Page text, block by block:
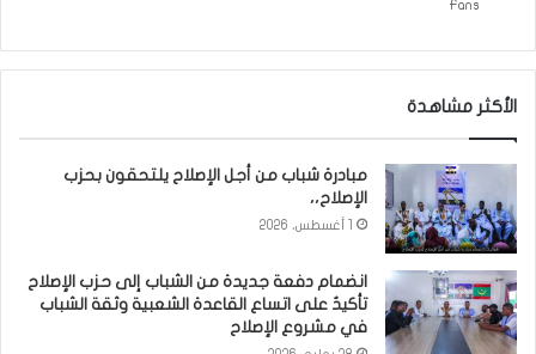
Fans
الأكثر مشاهدة
مبادرة شباب من أجل الإصلاح يلتحقون بحزب
الإصلاح،،
انضمام دفعة جديدة من الشباب إلى حزب الإصلاح
تأكيدٌ على اتساع القاعدة الشعبية وثقة الشباب
في مشروع الإصلاح